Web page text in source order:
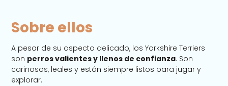
Sobre ellos
A pesar de su aspecto delicado, los Yorkshire Terriers
son perros valientes y llenos de confianza. Son
cariñosos, leales y están siempre listos para jugar y
explorar.